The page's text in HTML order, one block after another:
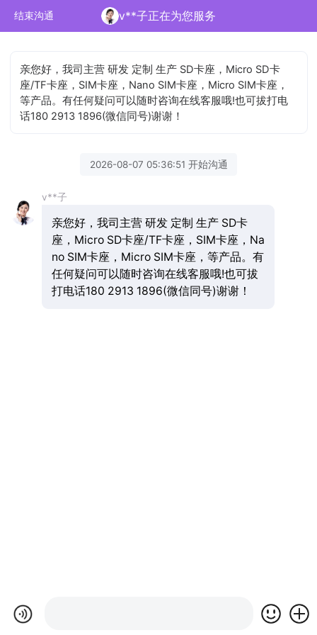
结束沟通 v**子正在为您服务
亲您好，我司主营 研发 定制 生产 SD卡座，Micro SD卡
座/TF卡座，SIM卡座，Nano SIM卡座，Micro SIM卡座，
等产品。有任何疑问可以随时咨询在线客服哦!也可拔打电
话180 2913 1896(微信同号)谢谢！
2026-08-07 05:36:51 开始沟通
v**子
亲您好，我司主营 研发 定制 生产 SD卡
座，Micro SD卡座/TF卡座，SIM卡座，Na
no SIM卡座，Micro SIM卡座，等产品。有
任何疑问可以随时咨询在线客服哦!也可拔
打电话180 2913 1896(微信同号)谢谢！